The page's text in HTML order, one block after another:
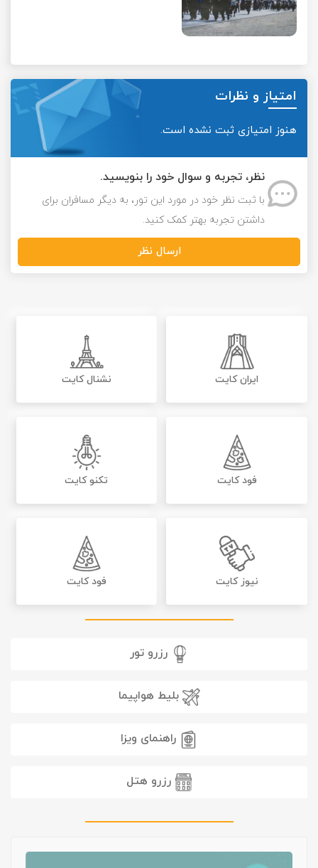
امتیاز و نظرات
هنوز امتیازی ثبت نشده است.
نظر، تجربه و سوال خود را بنویسید.
با ثبت نظر خود در مورد این تور، به دیگر مسافران برای
داشتن تجربه بهتر کمک کنید.
ارسال نظر
ایران کایت نشنال کایت
فود کایت تکنو کایت
نیوز کایت فود کایت
رزرو تور
بلیط هواپیما
راهنمای ویزا
رزرو هتل